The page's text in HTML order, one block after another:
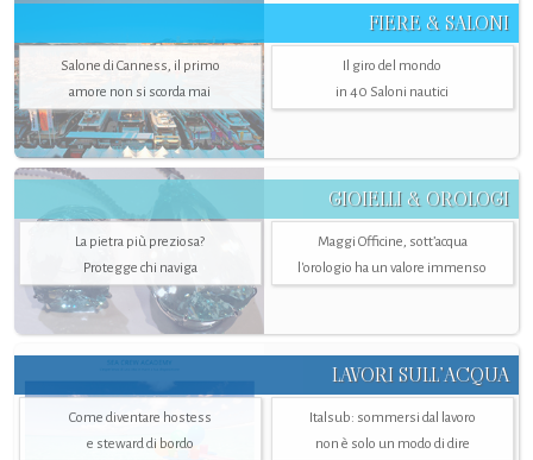
FIERE & SALONI
Salone di Canness, il primo
amore non si scorda mai
Il giro del mondo
in 40 Saloni nautici
GIOIELLI & OROLOGI
La pietra più preziosa?
Protegge chi naviga
Maggi Officine, sott’acqua
l'orologio ha un valore immenso
LAVORI SULL’ACQUA
Come diventare hostess
e steward di bordo
Italsub: sommersi dal lavoro
non è solo un modo di dire